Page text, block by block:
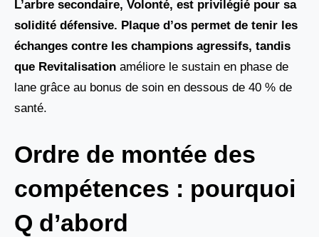
L’arbre secondaire, Volonté, est privilégié pour sa
solidité défensive. Plaque d’os permet de tenir les
échanges contre les champions agressifs, tandis
que Revitalisation améliore le sustain en phase de
lane grâce au bonus de soin en dessous de 40 % de
santé.
Ordre de montée des
compétences : pourquoi
Q d’abord